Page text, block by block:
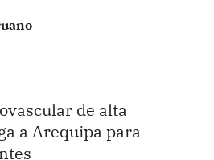
de alta
a Arequipa para